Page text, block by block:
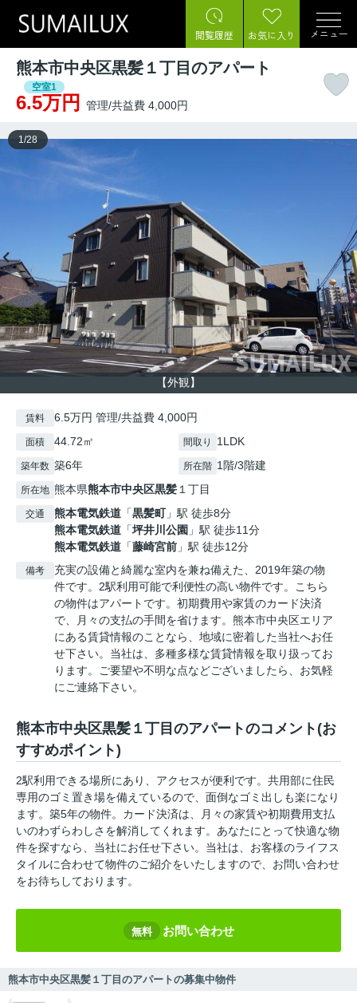
閲覧履歴 お気に入り メニュー
熊本市中央区黒髪１丁目のアパート
空室1
6.5万円 管理/共益費 4,000円
【外観】
1 /28
賃料 6.5万円 管理/共益費 4,000円
面積 44.72㎡ 間取り 1LDK
築年数 築6年 所在階 1階/3階建
所在地 熊本県熊本市中央区黒髪 １丁目
交通 熊本電気鉄道 「黒髪町」駅 徒歩8分
熊本電気鉄道 「坪井川公園 」駅 徒歩11分
熊本電気鉄道 「藤崎宮前 」駅 徒歩12分
備考
充実の設備と綺麗な室内を兼ね備えた、2019年築の物
件です。2駅利用可能で利便性の高い物件です。こちら
の物件はアパートです。初期費用や家賃のカード決済
で、月々の支払の手間を省けます。熊本市中央区エリア
にある賃貸情報のことなら、地域に密着した当社へお任
せ下さい。当社は、多種多様な賃貸情報を取り扱ってお
ります。ご要望や不明な点などございましたら、お気軽
にご連絡下さい。
熊本市中央区黒髪１丁目のアパートのコメント(お
すすめポイント)
2駅利用できる場所にあり、アクセスが便利です。共用部に住民
専用のゴミ置き場を備えているので、面倒なゴミ出しも楽になり
ます。築5年の物件。カード決済は、月々の家賃や初期費用支払
いのわずらわしさを解消してくれます。あなたにとって快適な物
件を探すなら、当社にお任せ下さい。当社は、お客様のライフス
タイルに合わせて物件のご紹介をいたしますので、お問い合わせ
をお待ちしております。
無料 お問い合わせ
熊本市中央区黒髪１丁目のアパートの募集中物件